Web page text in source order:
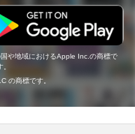
や地域におけるApple Inc.の商標で
の商標です。